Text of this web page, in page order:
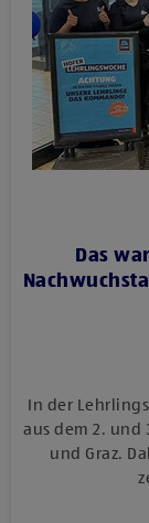
Das
In der
aus dem 2. und
und Graz.